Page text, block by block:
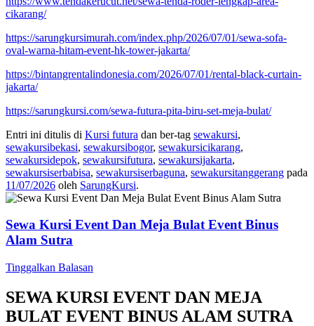
cikarang/
https://sarungkursimurah.com/index.php/2026/07/01/sewa-sofa-
oval-warna-hitam-event-hk-tower-jakarta/
https://bintangrentalindonesia.com/2026/07/01/rental-black-curtain-
jakarta/
https://sarungkursi.com/sewa-futura-pita-biru-set-meja-bulat/
Entri ini ditulis di Kursi futura dan ber-tag sewakursi,
sewakursibekasi, sewakursibogor, sewakursicikarang,
sewakursidepok, sewakursifutura, sewakursijakarta,
sewakursiserbabisa, sewakursiserbaguna, sewakursitanggerang pada
11/07/2026 oleh SarungKursi.
Sewa Kursi Event Dan Meja Bulat Event Binus
Alam Sutra
Tinggalkan Balasan
SEWA KURSI EVENT DAN MEJA
BULAT EVENT BINUS ALAM SUTRA